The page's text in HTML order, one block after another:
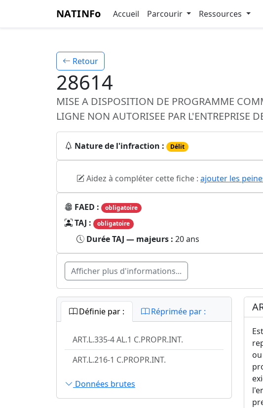
NATINFo Accueil Parcourir Ressources
Retour
28614
MISE A DISPOSITION DE PROGRAMME
LIGNE NON AUTORISEE PAR L'ENTREPRISE
Nature de l'infraction : Délit
Aidez à compléter cette fiche : ajouter les
FAED : obligatoire
TAJ : obligatoire
Durée TAJ — majeurs : 20 ans
Afficher plus d'informations...
Définie par : Réprimée par :
ART.L.335-4 AL.1 C.PROPR.INT.
ART.L.216-1 C.PROPR.INT.
Données brutes